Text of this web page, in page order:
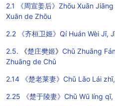
2.1 《周宣姜后》Zhōu Xuān
Xuān de Zhōu
2.2 《齐桓卫姬》Qí Huán Wèi Jī,
2.5. 《楚庄樊姬》 Chǔ Zhuāng
Zhuāng de Chǔ
2.14 《楚老莱妻》Chǔ Lǎo Lái
2.25 《楚于陵妻》Chǔ Wū líng